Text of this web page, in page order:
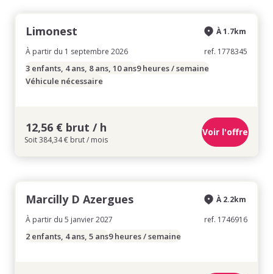
Limonest
À partir du 1 septembre 2026
À 1.7km
ref. 1778345
3 enfants, 4 ans, 8 ans, 10 ans9 heures / semaine
Véhicule nécessaire
12,56 € brut / h
Soit 384,34 € brut / mois
Voir l'offre
Marcilly D Azergues
À partir du 5 janvier 2027
À 2.2km
ref. 1746916
2 enfants, 4 ans, 5 ans9 heures / semaine